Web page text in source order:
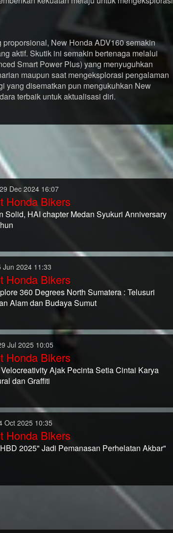
New Honda ADV160 semakin
aktif. Skutik ini semakin bertenaga melalui
Smart Power Plus) yang menyuguhkan
maupun saat mengeksplorasi pengalaman
yang disematkan pun mengukuhkan New
terbaik untuk aktualisasi diri.
Dec 2024 16:07
Honda Bikers
Solid, HAI chapter Medan Syukuri Anniversary
Jun 2024 11:33
Honda Bikers
360 Degrees North Sumatera : Telusuri
Alam dan Budaya Sumut
Jul 2025 10:05
Honda Bikers
Ajak Pecinta Setia Cintai Karya
dan Graffiti
Oct 2025 10:35
Honda Bikers
2025" Jadi Pemanasan Perhelatan Akbar"